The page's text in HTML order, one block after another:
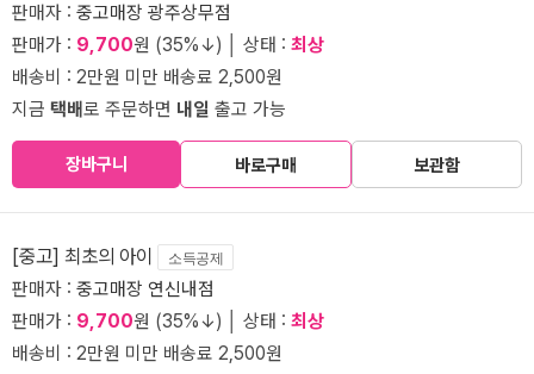
판매자 : 중고매장 광주상무점
판매가 : 9,700원 (35%↓) │ 상태 : 최상
배송비 : 2만원 미만 배송료 2,500원
지금 택배로 주문하면 내일 출고 가능
장바구니 바로구매 보관함
[중고] 최초의 아이 소득공제
판매자 : 중고매장 연신내점
판매가 : 9,700원 (35%↓) │ 상태 : 최상
배송비 : 2만원 미만 배송료 2,500원